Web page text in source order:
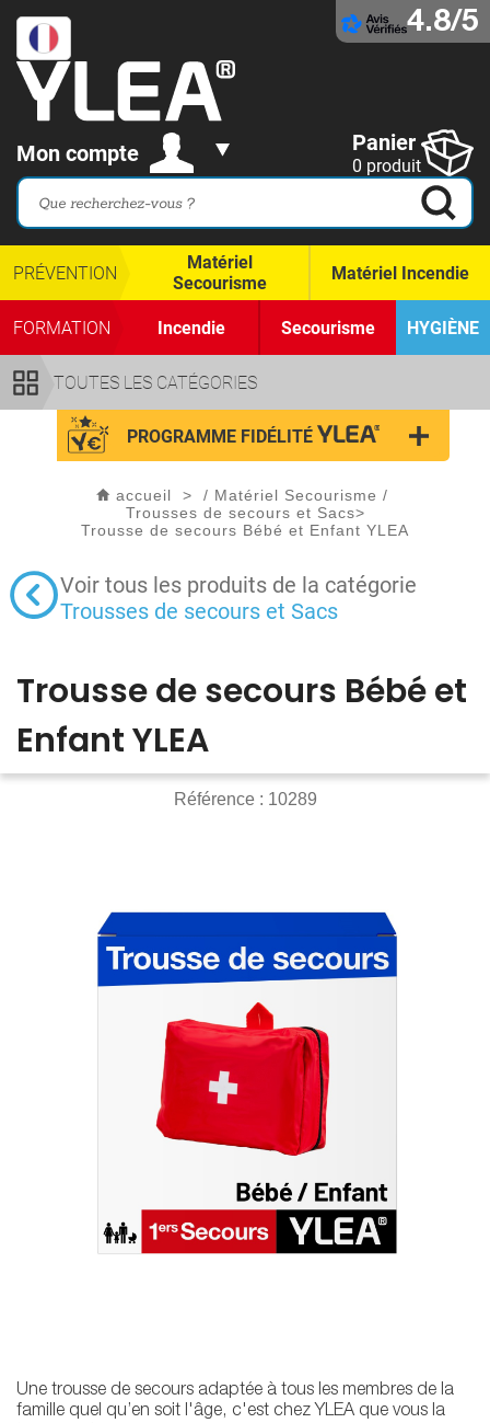
4.8/5
Mon compte Panier
0 produit
TOUTES LES CATÉGORIES
PRÉVENTION
Matériel
Secourisme
Matériel Incendie
FORMATION Incendie Secourisme HYGIÈNE
PROGRAMME FIDÉLITÉ
accueil > / Matériel Secourisme /
Trousses de secours et Sacs>
Trousse de secours Bébé et Enfant YLEA
Voir tous les produits de la catégorie
Trousses de secours et Sacs
Trousse de secours Bébé et
Enfant YLEA
Référence : 10289
Une trousse de secours adaptée à tous les membres de la
famille quel qu’en soit l'âge, c'est chez YLEA que vous la